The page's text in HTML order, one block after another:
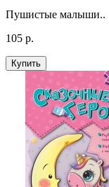
Пушистые малыши..
105 р.
Купить